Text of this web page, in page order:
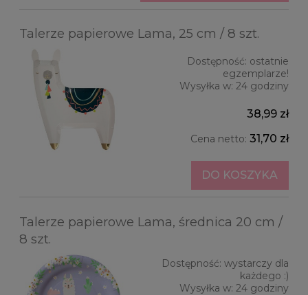
Talerze papierowe Lama, 25 cm / 8 szt.
Dostępność: ostatnie
egzemplarze!
Wysyłka w: 24 godziny
38,99 zł
Cena netto: 31,70 zł
DO KOSZYKA
Talerze papierowe Lama, średnica 20 cm /
8 szt.
Dostępność: wystarczy dla
każdego :)
Wysyłka w: 24 godziny